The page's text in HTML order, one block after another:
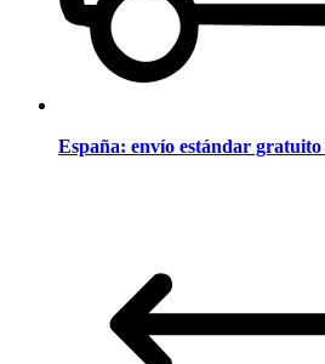
España: envío estándar gratuito